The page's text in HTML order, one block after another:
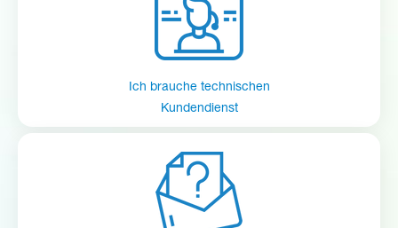
Ich brauche technischen
Kundendienst